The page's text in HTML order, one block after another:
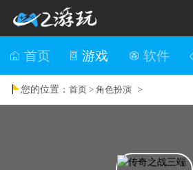
首页 游戏 软件
您的位置：首页 >角色扮演 >